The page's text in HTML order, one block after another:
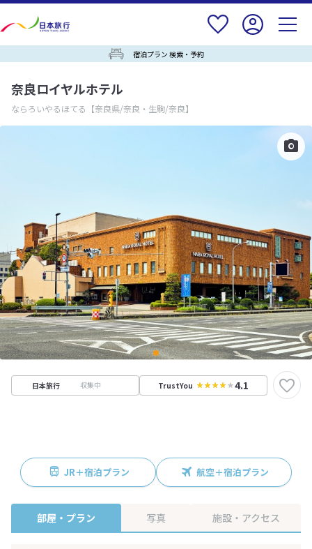
宿泊プラン 検索・予約
奈良ロイヤルホテル
ならろいやるほてる 【奈良県/奈良・生駒/奈良】
日本旅行 収集中 TrustYou 4.1
JR＋宿泊プラン 航空＋宿泊プラン
部屋・プラン 写真 施設・アクセス